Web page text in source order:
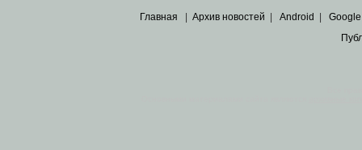
Главная Архив новостей Android Google